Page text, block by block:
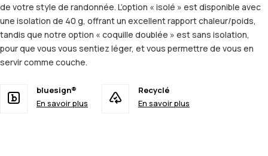
de votre style de randonnée. L’option « isolé » est disponible avec
une isolation de 40 g, offrant un excellent rapport chaleur/poids,
tandis que notre option « coquille doublée » est sans isolation,
pour que vous vous sentiez léger, et vous permettre de vous en
servir comme couche.
bluesign®
En savoir plus
Recyclé
En savoir plus